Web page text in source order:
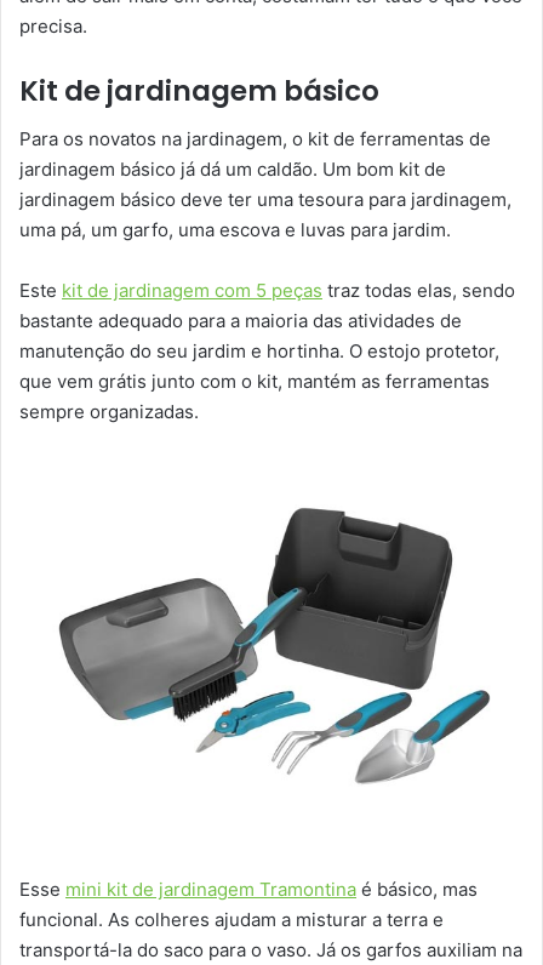
precisa.
Kit de jardinagem básico
Para os novatos na jardinagem, o kit de ferramentas de
jardinagem básico já dá um caldão. Um bom kit de
jardinagem básico deve ter uma tesoura para jardinagem,
uma pá, um garfo, uma escova e luvas para jardim.
Este kit de jardinagem com 5 peças traz todas elas, sendo
bastante adequado para a maioria das atividades de
manutenção do seu jardim e hortinha. O estojo protetor,
que vem grátis junto com o kit, mantém as ferramentas
sempre organizadas.
Esse mini kit de jardinagem Tramontina é básico, mas
funcional. As colheres ajudam a misturar a terra e
transportá-la do saco para o vaso. Já os garfos auxiliam na